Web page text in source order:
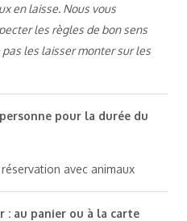
en laisse. Nous vous
les règles de bon sens
les laisser monter sur les
pour la durée du
avec animaux
au panier ou à la carte